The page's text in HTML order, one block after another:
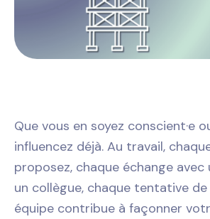
Que vous en soyez conscient·e
influencez déjà. Au travail,
proposez, chaque échange avec
un collègue, chaque tentative
équipe contribue à façonner